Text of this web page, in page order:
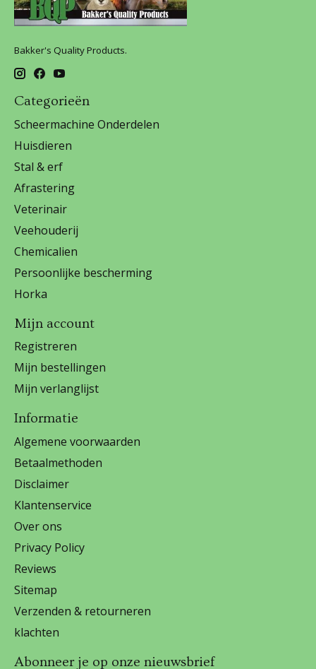
Bakker's Quality Products.
Categorieën
Scheermachine Onderdelen
Huisdieren
Stal & erf
Afrastering
Veterinair
Veehouderij
Chemicalien
Persoonlijke bescherming
Horka
Mijn account
Registreren
Mijn bestellingen
Mijn verlanglijst
Informatie
Algemene voorwaarden
Betaalmethoden
Disclaimer
Klantenservice
Over ons
Privacy Policy
Reviews
Sitemap
Verzenden & retourneren
klachten
Abonneer je op onze nieuwsbrief